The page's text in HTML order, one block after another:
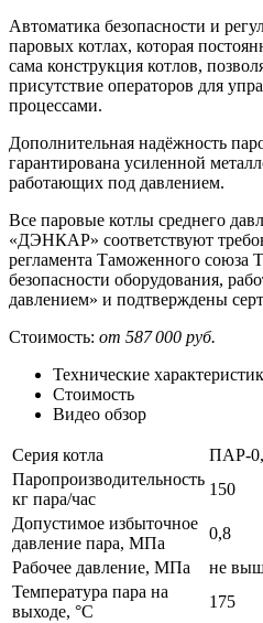
Автоматика безопасности и
паровых котлах, которая
сама конструкция котлов,
присутствие операторов для
процессами.
Дополнительная надёжность
гарантирована усиленной
работающих под давлением.
Все паровые котлы среднего
«ДЭНКАР» соответствуют
регламента Таможенного союза
безопасности оборудования,
давлением» и подтверждены
Стоимость: от 587 000 руб.
Технические
Стоимость
Видео обзор
Серия котла ПАР-
Паропроизводительность
кг пара/час
150
Допустимое избыточное
давление пара, МПа
0,8
Рабочее давление, МПа
не
Температура пара на
выходе, °С
175